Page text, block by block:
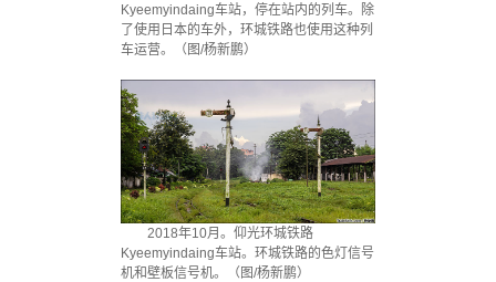
Kyeemyindaing车站，停在站内的列车。除
了使用日本的车外，环城铁路也使用这种列
车运营。（图/杨新鹏）
2018年10月。仰光环城铁路
Kyeemyindaing车站。环城铁路的色灯信号
机和壁板信号机。（图/杨新鹏）